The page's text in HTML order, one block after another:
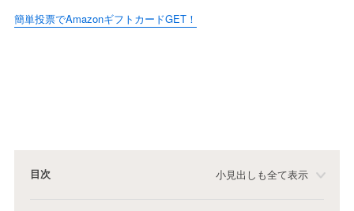
簡単投票でAmazonギフトカードGET！
目次 小見出しも全て表示